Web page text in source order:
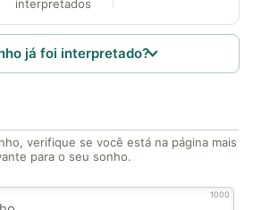
interpretados
já foi interpretado?
verifique se você está na página mais
para o seu sonho.
1000